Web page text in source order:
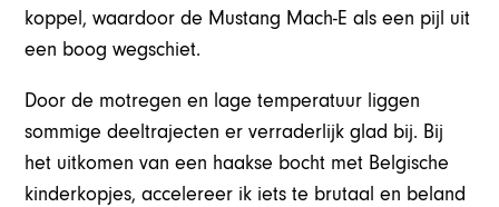
koppel, waardoor de Mustang Mach-E als een pijl uit
een boog wegschiet.
Door de motregen en lage temperatuur liggen
sommige deeltrajecten er verraderlijk glad bij. Bij
het uitkomen van een haakse bocht met Belgische
kinderkopjes, accelereer ik iets te brutaal en beland